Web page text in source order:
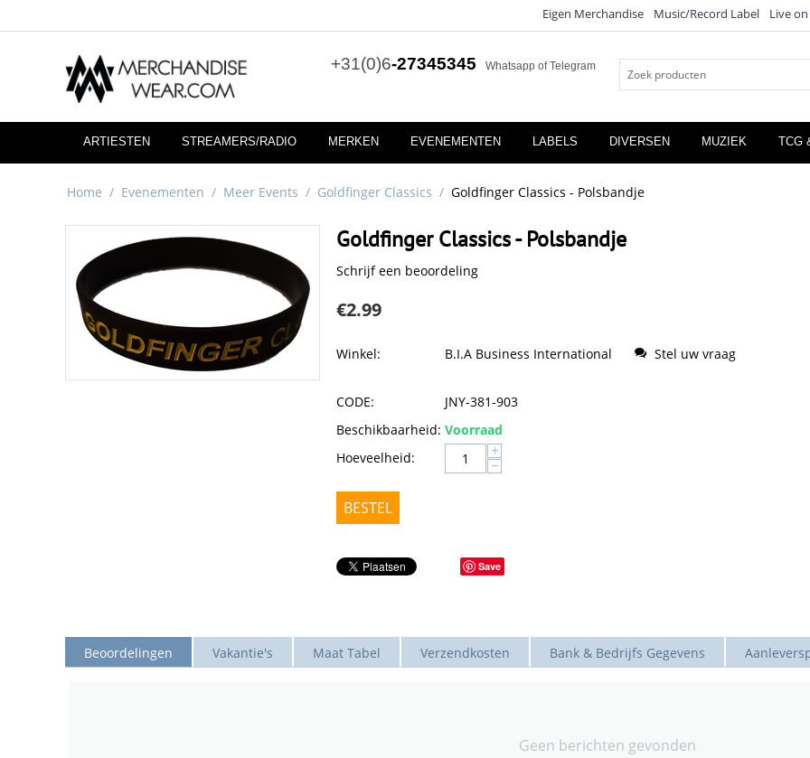
Eigen Merchandise Music/Record Label Live
+31(0)6-27345345 Whatsapp of Telegram
ARTIESTEN STREAMERS/RADIO MERKEN EVENEMENTEN LABELS DIVERSEN MUZIEK TCG
Home / Evenementen / Meer Events / Goldfinger Classics / Goldfinger Classics - Polsbandje
Goldfinger Classics - Polsbandje
Schrijf een beoordeling
€2.99
Winkel: B.I.A Business International Stel uw vraag
CODE:
JNY-381-903
Beschikbaarheid: Voorraad
Hoeveelheid:
+
−
BESTEL
Save
Beoordelingen Vakantie's Maat Tabel Verzendkosten Bank & Bedrijfs Gegevens
Geen berichten gevonden